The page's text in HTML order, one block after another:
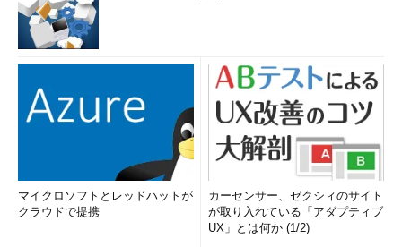
マイクロソフトとレッドハットが
クラウドで提携
カーセンサー、ゼクシィのサイト
が取り入れている「アダプティブ
UX」とは何か (1/2)